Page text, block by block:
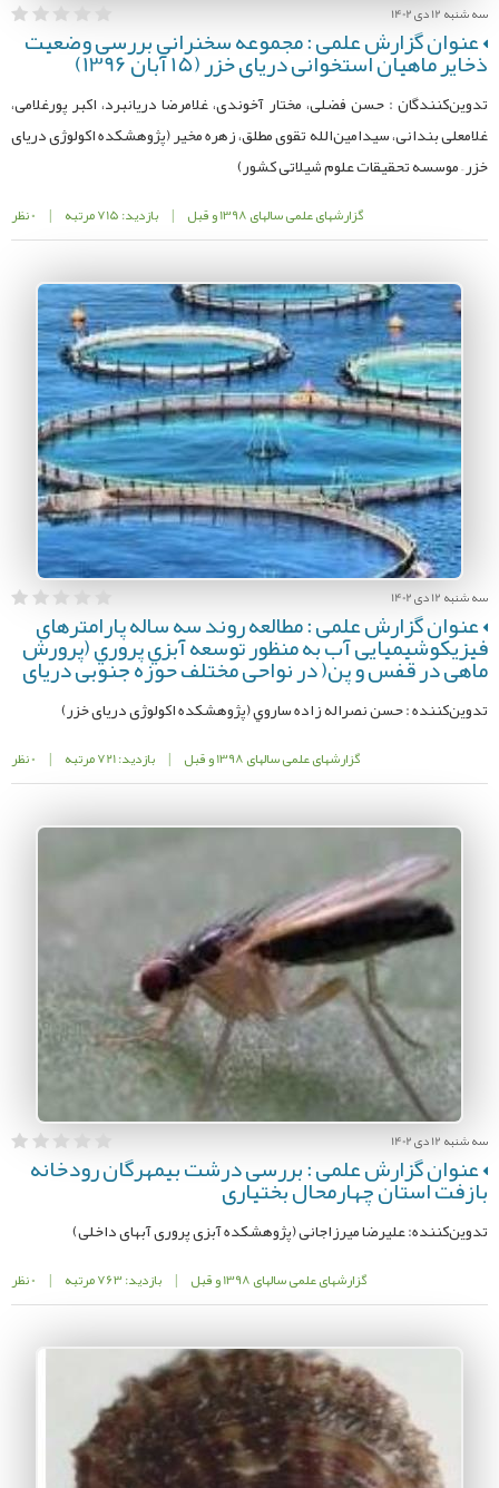
سه شنبه 12 دی 1402
عنوان گزارش علمی : مجموعه سخنرانی بررسی وضعیت
ذخایر ماهیان استخوانی دریای خزر (15 آبان 1396)
تدوین‌کنندگان : حسن فضلی، مختار آخوندی، غلامرضا دریانبرد، اکبر پورغلامی،
غلامعلی بندانی، سیدامین‌الله تقوی‌ مطلق، زهره مخیر (پژوهشکده اکولوژی دریای
خزر – موسسه تحقیقات علوم شیلاتی کشور)
گزارشهای علمی سالهای 1398 و قبل | بازدید: 715 مرتبه | 0 نظر
سه شنبه 12 دی 1402
عنوان گزارش علمی : مطالعه روند سه ساله پارامترهای
فیزیکوشیمیایی آب به منظور توسعه آبزي پروري (پرورش
ماهی در قفس و پن( در نواحی مختلف حوزه جنوبی دریای
تدوین‌کننده : حسن نصراله زاده ساروي (پژوهشکده اکولوژی دریای خزر)
گزارشهای علمی سالهای 1398 و قبل | بازدید: 721 مرتبه | 0 نظر
سه شنبه 12 دی 1402
عنوان گزارش علمی : بررسی درشت بیمهرگان رودخانه
بازفت استان چهارمحال بختیاری
تدوین‌کننده: علیرضا میرزاجانی (پژوهشکده آبزی پروری آبهای داخلی)
گزارشهای علمی سالهای 1398 و قبل | بازدید: 763 مرتبه | 0 نظر